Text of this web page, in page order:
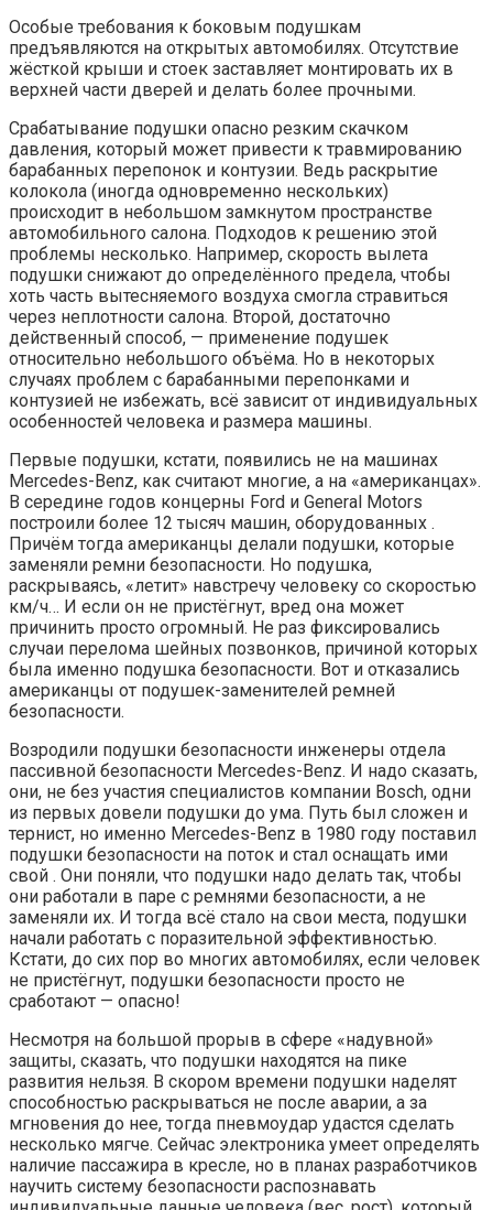
Особые требования к боковым подушкам
предъявляются на открытых автомобилях. Отсутствие
жёсткой крыши и стоек заставляет монтировать их в
верхней части дверей и делать более прочными.
Срабатывание подушки опасно резким скачком
давления, который может привести к травмированию
барабанных перепонок и контузии. Ведь раскрытие
колокола (иногда одновременно нескольких)
происходит в небольшом замкнутом пространстве
автомобильного салона. Подходов к решению этой
проблемы несколько. Например, скорость вылета
подушки снижают до определённого предела, чтобы
хоть часть вытесняемого воздуха смогла стравиться
через неплотности салона. Второй, достаточно
действенный способ, — применение подушек
относительно небольшого объёма. Но в некоторых
случаях проблем с барабанными перепонками и
контузией не избежать, всё зависит от индивидуальных
особенностей человека и размера машины.
Первые подушки, кстати, появились не на машинах
Mercedes-Benz, как считают многие, а на «американцах».
В середине годов концерны Ford и General Motors
построили более 12 тысяч машин, оборудованных .
Причём тогда американцы делали подушки, которые
заменяли ремни безопасности. Но подушка,
раскрываясь, «летит» навстречу человеку со скоростью
км/ч… И если он не пристёгнут, вред она может
причинить просто огромный. Не раз фиксировались
случаи перелома шейных позвонков, причиной которых
была именно подушка безопасности. Вот и отказались
американцы от подушек-заменителей ремней
безопасности.
Возродили подушки безопасности инженеры отдела
пассивной безопасности Mercedes-Benz. И надо сказать,
они, не без участия специалистов компании Bosch, одни
из первых довели подушки до ума. Путь был сложен и
тернист, но именно Mercedes-Benz в 1980 году поставил
подушки безопасности на поток и стал оснащать ими
свой . Они поняли, что подушки надо делать так, чтобы
они работали в паре с ремнями безопасности, а не
заменяли их. И тогда всё стало на свои места, подушки
начали работать с поразительной эффективностью.
Кстати, до сих пор во многих автомобилях, если человек
не пристёгнут, подушки безопасности просто не
сработают — опасно!
Несмотря на большой прорыв в сфере «надувной»
защиты, сказать, что подушки находятся на пике
развития нельзя. В скором времени подушки наделят
способностью раскрываться не после аварии, а за
мгновения до нее, тогда пневмоудар удастся сделать
несколько мягче. Сейчас электроника умеет определять
наличие пассажира в кресле, но в планах разработчиков
научить систему безопасности распознавать